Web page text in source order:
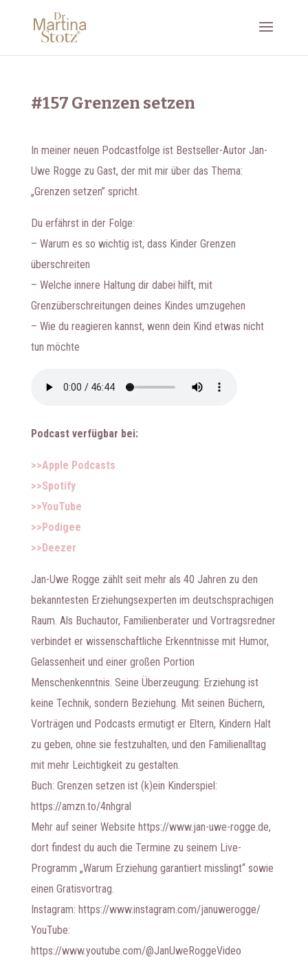
#157 Grenzen setzen
In meiner neuen Podcastfolge ist Bestseller-Autor Jan-
Uwe Rogge zu Gast, der mit mir über das Thema:
„Grenzen setzen” spricht.
Du erfährst in der Folge:
– Warum es so wichtig ist, dass Kinder Grenzen
überschreiten
– Welche innere Haltung dir dabei hilft, mit
Grenzüberschreitungen deines Kindes umzugehen
– Wie du reagieren kannst, wenn dein Kind etwas nicht
tun möchte
Podcast verfügbar bei:
>>Apple Podcasts
>>Spotify
>>YouTube
>>Podigee
>>Deezer
Jan-Uwe Rogge zählt seit mehr als 40 Jahren zu den
bekanntesten Erziehungsexperten im deutschsprachigen
Raum. Als Buchautor, Familienberater und Vortragsredner
verbindet er wissenschaftliche Erkenntnisse mit Humor,
Gelassenheit und einer großen Portion
Menschenkenntnis. Seine Überzeugung: Erziehung ist
keine Technik, sondern Beziehung. Mit seinen Büchern,
Vorträgen und Podcasts ermutigt er Eltern, Kindern Halt
zu geben, ohne sie festzuhalten, und den Familienalltag
mit mehr Leichtigkeit zu gestalten.
Buch: Grenzen setzen ist (k)ein Kinderspiel:
https://amzn.to/4nhgral
Mehr auf seiner Website https://www.jan-uwe-rogge.de,
dort findest du auch die Termine zu seinem Live-
Programm „Warum Erziehung garantiert misslingt“ sowie
einen Gratisvortrag.
Instagram: https://www.instagram.com/januwerogge/
YouTube:
https://www.youtube.com/@JanUweRoggeVideo